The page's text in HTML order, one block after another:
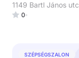
1149 Bartl János
0
SZÉPSÉGSZALON